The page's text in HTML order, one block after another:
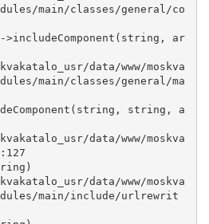
main/classes/general/co
>includeComponent(string, ar
main/classes/general/ma
string, a
main/include/urlrewrit